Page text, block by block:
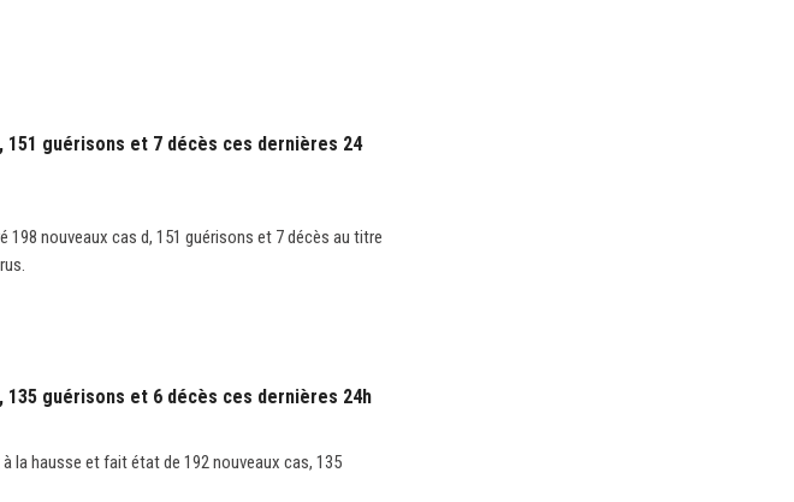
151 guérisons et 7 décès ces dernières 24
198 nouveaux cas d, 151 guérisons et 7 décès au titre
135 guérisons et 6 décès ces dernières 24h
la hausse et fait état de 192 nouveaux cas, 135